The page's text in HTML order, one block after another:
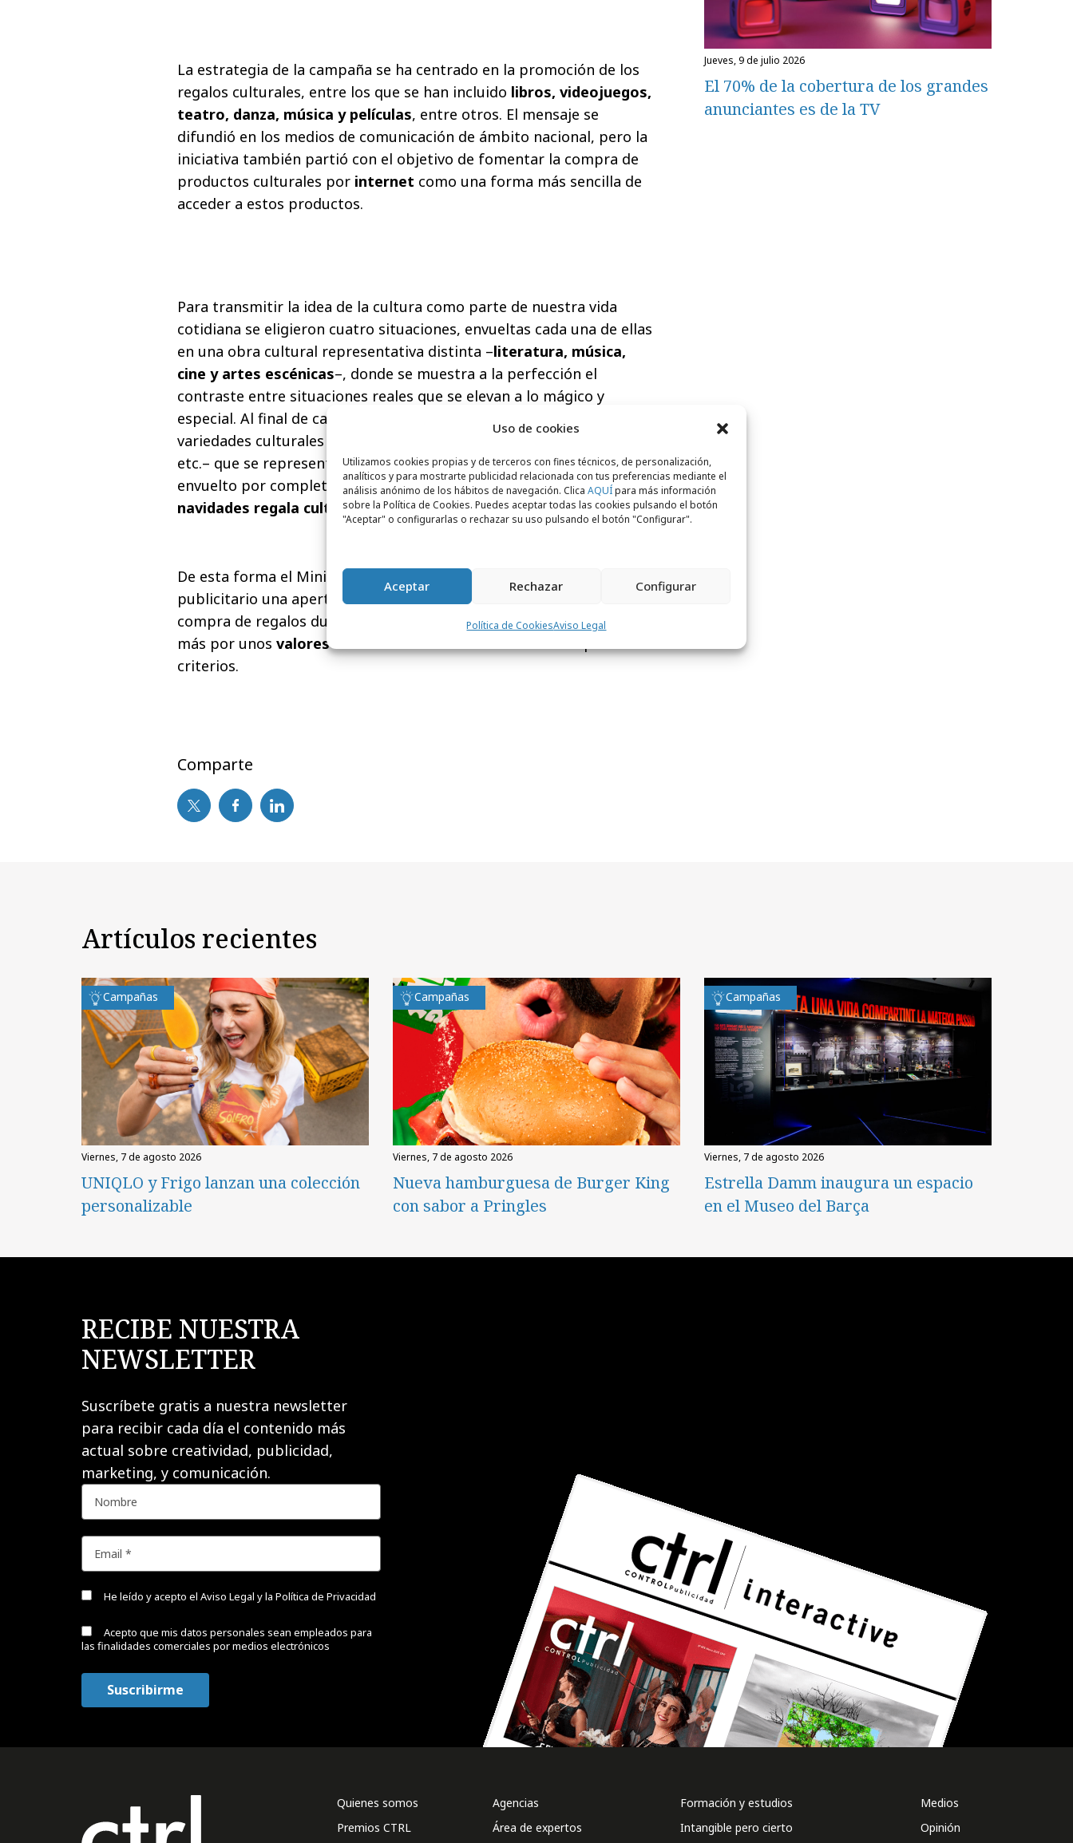
Uso de cookies
Utilizamos cookies propias y de terceros con fines técnicos, de personalización,
analíticos y para mostrarte publicidad relacionada con tus preferencias mediante el
análisis anónimo de los hábitos de navegación. Clica AQUÍpara más información
sobre la Política de Cookies. Puedes aceptar todas las cookies pulsando el botón
"Aceptar" o configurarlas o rechazar su uso pulsando el botón "Configurar".
Aceptar Rechazar Configurar
Política de CookiesAviso Legal
La estrategia de la campaña se ha centrado en la promoción de los
regalos culturales, entre los que se han incluido libros, videojuegos,
teatro, danza, música y películas, entre otros. El mensaje se
difundió en los medios de comunicación de ámbito nacional, pero la
iniciativa también partió con el objetivo de fomentar la compra de
productos culturales por internet como una forma más sencilla de
acceder a estos productos.
Para transmitir la idea de la cultura como parte de nuestra vida
cotidiana se eligieron cuatro situaciones, envueltas cada una de ellas
en una obra cultural representativa distinta –literatura, música,
cine y artes escénicas–, donde se muestra a la perfección el
contraste entre situaciones reales que se elevan a lo mágico y
especial. Al final de cada spot se muestran sobreimpresas todas las
variedades culturales posibles –circo, cómic, museos, ópera, arte,
etc.– que se representan en forma de papel de regalo, y una vez
envuelto por completo deja paso a una voz en off que dice:“Estas
navidades regala cultura”.
De esta forma el Ministerio de Cultura propuso con este trabajo
publicitario una apertura a posibles cambios en la tendencia en la
compra de regalos durante la temporada navideña, donde apostó
más por unos valores de carácter cultural
criterios.
Comparte
jueves, 9 de julio 2026
El 70% de la cobertura de los grandes
anunciantes es de la TV
Artículos recientes
Campañas
viernes, 7 de agosto 2026
UNIQLO y Frigo lanzan una colección
personalizable
Campañas
viernes, 7 de agosto 2026
Nueva hamburguesa de Burger King
con sabor a Pringles
Campañas
viernes, 7 de agosto 2026
Estrella Damm inaugura un espacio
en el Museo del Barça
RECIBE NUESTRA
NEWSLETTER
Suscríbete gratis a nuestra newsletter
para recibir cada día el contenido más
actual sobre creatividad, publicidad,
marketing, y comunicación.
He leído y acepto el Aviso Legal y la Política de Privacidad
Acepto que mis datos personales sean empleados para
las finalidades comerciales por medios electrónicos
Quienes somos
Premios CTRL
Agencias
Área de expertos
Formación y estudios
Intangible pero cierto
Medios
Opinión